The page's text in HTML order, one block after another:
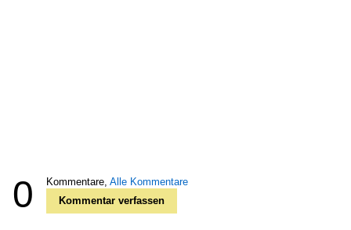
0 Kommentare, Alle Kommentare
Kommentar verfassen